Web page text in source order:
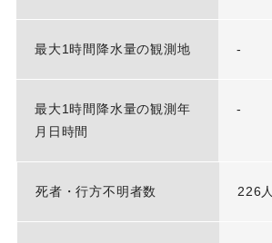
最大1時間降水量の観測地 -
最大1時間降水量の観測年
月日時間
-
死者・行方不明者数 226人